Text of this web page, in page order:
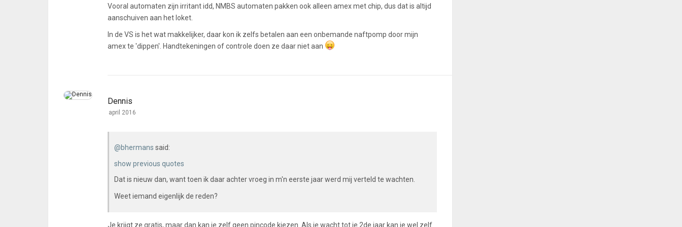
Vooral automaten zijn irritant idd, NMBS automaten pakken ook alleen amex met chip, dus dat is altijd
aanschuiven aan het loket.
In de VS is het wat makkelijker, daar kon ik zelfs betalen aan een onbemande naftpomp door mijn
amex te 'dippen'. Handtekeningen of controle doen ze daar niet aan
Dennis
april 2016
@bhermans said:
show previous quotes
Dat is nieuw dan, want toen ik daar achter vroeg in m'n eerste jaar werd mij verteld te wachten.
Weet iemand eigenlijk de reden?
Je krijgt ze gratis, maar dan kan je zelf geen pincode kiezen. Als je wacht tot je 2de jaar kan je wel zelf